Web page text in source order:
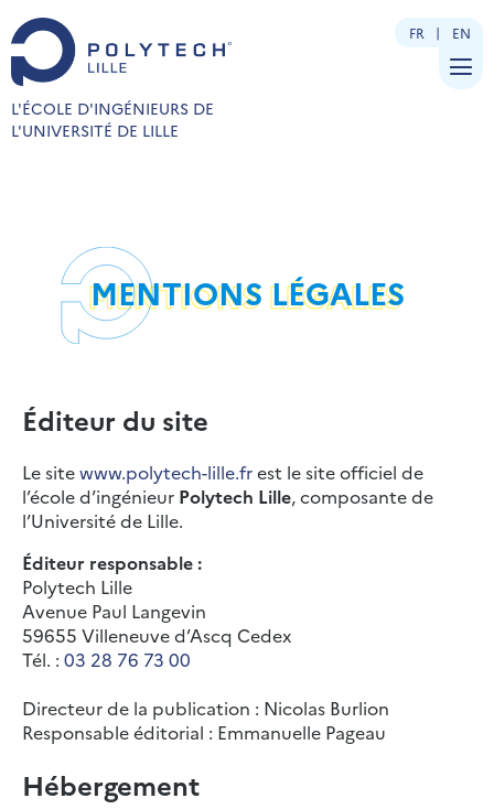
L'ÉCOLE D'INGÉNIEURS DE
L'UNIVERSITÉ DE LILLE
FR EN
MENTIONS LÉGALES
Éditeur du site
Le sitewww.polytech-lille.frest le site officiel de
l’école d’ingénieur Polytech Lille, composante de
l’Université de Lille.
Éditeur responsable :
Polytech Lille
Avenue Paul Langevin
59655 Villeneuve d’Ascq Cedex
Tél. : 03 28 76 73 00
Directeur de la publication : Nicolas Burlion
Responsable éditorial : Emmanuelle Pageau
Hébergement